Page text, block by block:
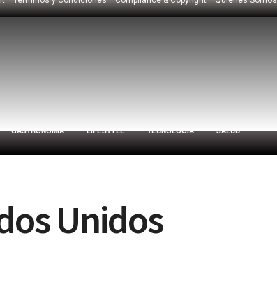
GASTRONOMÍA LIFESTYLE TECNOLOGÍA SALUD
Unidos